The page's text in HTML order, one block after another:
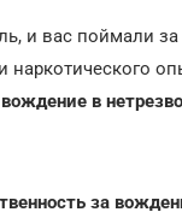
и вас поймали
наркотического
в
за